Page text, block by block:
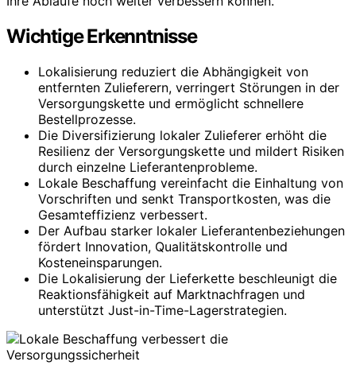
Wichtige Erkenntnisse
Lokalisierung reduziert die Abhängigkeit von
entfernten Zulieferern, verringert Störungen in der
Versorgungskette und ermöglicht schnellere
Bestellprozesse.
Die Diversifizierung lokaler Zulieferer erhöht die
Resilienz der Versorgungskette und mildert Risiken
durch einzelne Lieferantenprobleme.
Lokale Beschaffung vereinfacht die Einhaltung von
Vorschriften und senkt Transportkosten, was die
Gesamteffizienz verbessert.
Der Aufbau starker lokaler Lieferantenbeziehungen
fördert Innovation, Qualitätskontrolle und
Kosteneinsparungen.
Die Lokalisierung der Lieferkette beschleunigt die
Reaktionsfähigkeit auf Marktnachfragen und
unterstützt Just-in-Time-Lagerstrategien.